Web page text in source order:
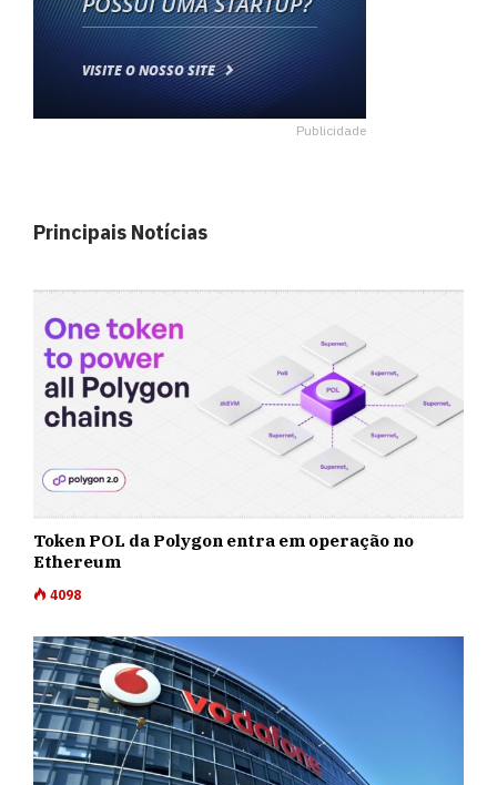
Publicidade
Principais Notícias
Token POL da Polygon entra em operação no
Ethereum
4098